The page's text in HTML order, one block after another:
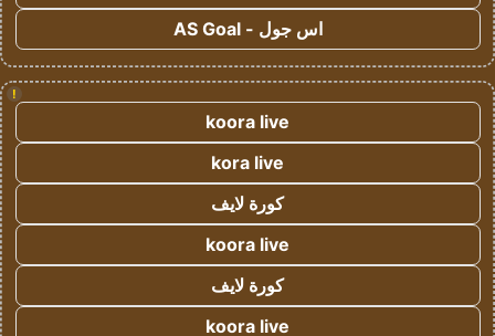
اس جول - AS Goal
!
koora live
kora live
كورة لايف
koora live
كورة لايف
koora live